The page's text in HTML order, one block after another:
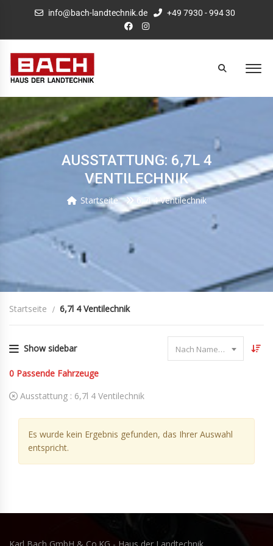
info@bach-landtechnik.de +49 7930 - 994 30
AUSSTATTUNG: 6,7L 4
VENTILECHNIK
Startseite 6,7l 4 Ventilechnik
Startseite 6,7l 4 Ventilechnik
Show sidebar Nach Name sortieren
0 Passende Fahrzeuge
Ausstattung : 6,7l 4 Ventilechnik
Es wurde kein Ergebnis gefunden, das Ihrer Auswahl
entspricht.